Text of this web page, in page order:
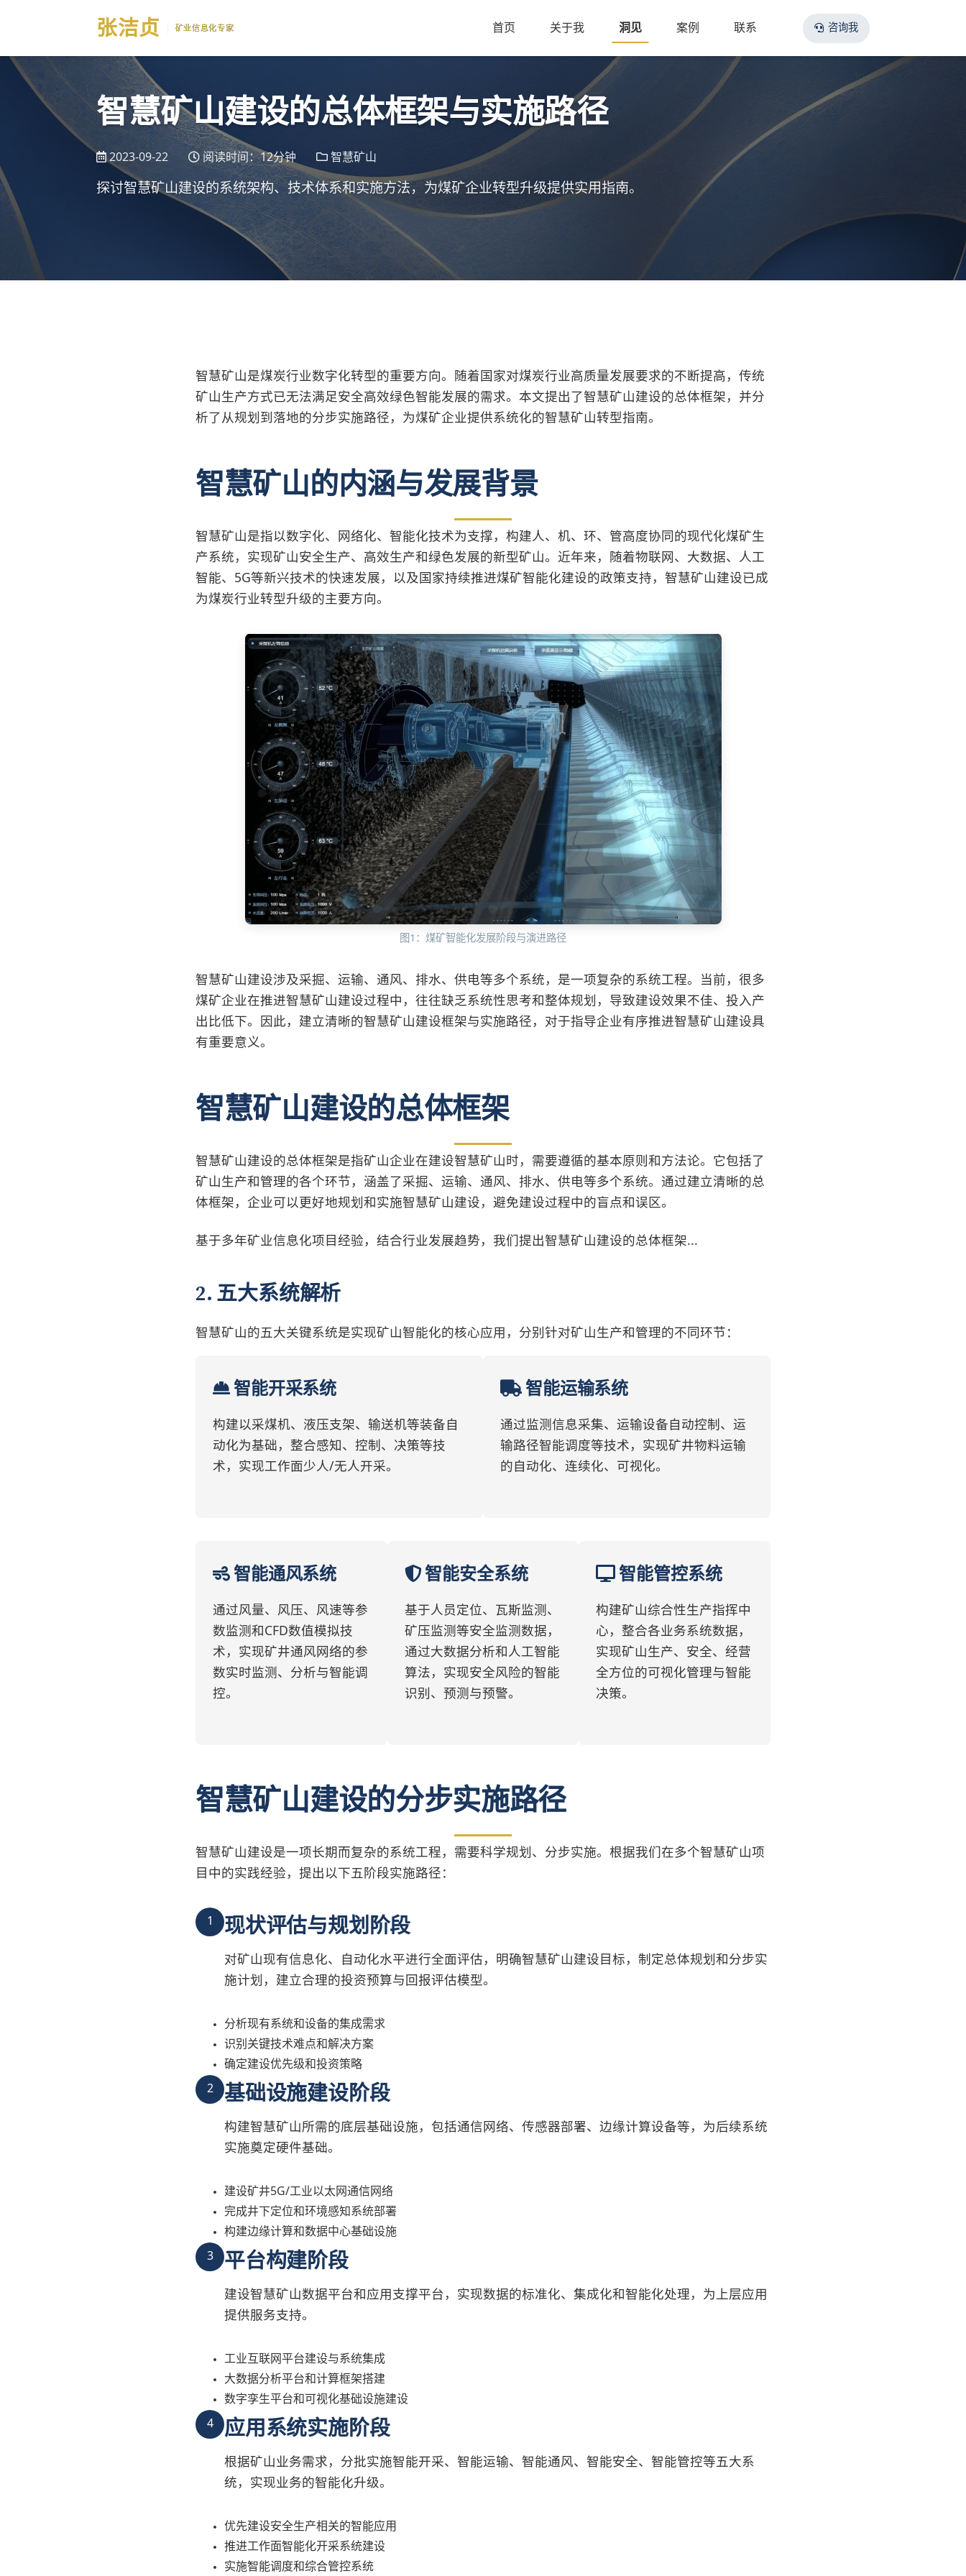
张洁贞 矿业信息化专家 首页 关于我 洞见 案例 联系 咨询我
智慧矿山建设的总体框架与实施路径
2023-09-22 阅读时间：12分钟 智慧矿山
探讨智慧矿山建设的系统架构、技术体系和实施方法，为煤矿企业转型升级提供实用指南。
智慧矿山是煤炭行业数字化转型的重要方向。随着国家对煤炭行业高质量发展要求的不断提高，传统
矿山生产方式已无法满足安全高效绿色智能发展的需求。本文提出了智慧矿山建设的总体框架，并分
析了从规划到落地的分步实施路径，为煤矿企业提供系统化的智慧矿山转型指南。
智慧矿山的内涵与发展背景
智慧矿山是指以数字化、网络化、智能化技术为支撑，构建人、机、环、管高度协同的现代化煤矿生
产系统，实现矿山安全生产、高效生产和绿色发展的新型矿山。近年来，随着物联网、大数据、人工
智能、5G等新兴技术的快速发展，以及国家持续推进煤矿智能化建设的政策支持，智慧矿山建设已成
为煤炭行业转型升级的主要方向。
图1：煤矿智能化发展阶段与演进路径
智慧矿山建设涉及采掘、运输、通风、排水、供电等多个系统，是一项复杂的系统工程。当前，很多
煤矿企业在推进智慧矿山建设过程中，往往缺乏系统性思考和整体规划，导致建设效果不佳、投入产
出比低下。因此，建立清晰的智慧矿山建设框架与实施路径，对于指导企业有序推进智慧矿山建设具
有重要意义。
智慧矿山建设的总体框架
智慧矿山建设的总体框架是指矿山企业在建设智慧矿山时，需要遵循的基本原则和方法论。它包括了
矿山生产和管理的各个环节，涵盖了采掘、运输、通风、排水、供电等多个系统。通过建立清晰的总
体框架，企业可以更好地规划和实施智慧矿山建设，避免建设过程中的盲点和误区。
基于多年矿业信息化项目经验，结合行业发展趋势，我们提出智慧矿山建设的总体框架...
2. 五大系统解析
智慧矿山的五大关键系统是实现矿山智能化的核心应用，分别针对矿山生产和管理的不同环节：
智能开采系统
构建以采煤机、液压支架、输送机等装备自
动化为基础，整合感知、控制、决策等技
术，实现工作面少人/无人开采。
智能运输系统
通过监测信息采集、运输设备自动控制、运
输路径智能调度等技术，实现矿井物料运输
的自动化、连续化、可视化。
智能通风系统
通过风量、风压、风速等参
数监测和CFD数值模拟技
术，实现矿井通风网络的参
数实时监测、分析与智能调
控。
智能安全系统
基于人员定位、瓦斯监测、
矿压监测等安全监测数据，
通过大数据分析和人工智能
算法，实现安全风险的智能
识别、预测与预警。
智能管控系统
构建矿山综合性生产指挥中
心，整合各业务系统数据，
实现矿山生产、安全、经营
全方位的可视化管理与智能
决策。
智慧矿山建设的分步实施路径
智慧矿山建设是一项长期而复杂的系统工程，需要科学规划、分步实施。根据我们在多个智慧矿山项
目中的实践经验，提出以下五阶段实施路径：
1 现状评估与规划阶段
对矿山现有信息化、自动化水平进行全面评估，明确智慧矿山建设目标，制定总体规划和分步实
施计划，建立合理的投资预算与回报评估模型。
分析现有系统和设备的集成需求
识别关键技术难点和解决方案
确定建设优先级和投资策略
2
基础设施建设阶段
构建智慧矿山所需的底层基础设施，包括通信网络、传感器部署、边缘计算设备等，为后续系统
实施奠定硬件基础。
建设矿井5G/工业以太网通信网络
完成井下定位和环境感知系统部署
构建边缘计算和数据中心基础设施
3
平台构建阶段
建设智慧矿山数据平台和应用支撑平台，实现数据的标准化、集成化和智能化处理，为上层应用
提供服务支持。
工业互联网平台建设与系统集成
大数据分析平台和计算框架搭建
数字孪生平台和可视化基础设施建设
4
应用系统实施阶段
根据矿山业务需求，分批实施智能开采、智能运输、智能通风、智能安全、智能管控等五大系
统，实现业务的智能化升级。
优先建设安全生产相关的智能应用
推进工作面智能化开采系统建设
实施智能调度和综合管控系统